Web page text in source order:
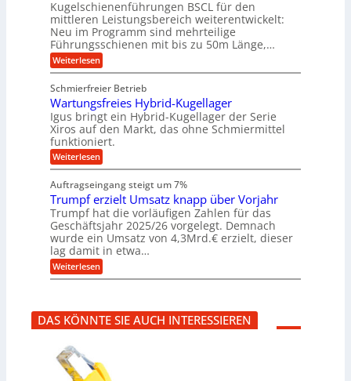
m
g
e
b
u
n
g
e
n
s
c
h
i
n
e
n
z
i
s
e
H
u
b
e
w
e
g
u
n
g
e
m
o
t
i
v
e
n
d
M
a
s
c
h
i
e
n
b
a
u
e
r
W
e
r
k
z
e
u
g
k
r
e
i
s
a
u
f
Kugelschienenführungen BSCL für den
mittleren Leistungsbereich weiterentwickelt:
Neu im Programm sind mehrteilige
Führungsschienen mit bis zu 50m Länge,…
Weiterlesen:
K
g
e
l
s
c
h
i
e
e
n
f
ü
h
r
u
n
g
B
S
e
i
Schmierfreier Betrieb
Wartungsfreies Hybrid-Kugellager
Igus bringt ein Hybrid-Kugellager der Serie
Xiros auf den Markt, das ohne Schmiermittel
funktioniert.
Weiterlesen:
W
r
t
u
n
g
s
r
e
s
H
y
i
d
Auftragseingang steigt um 7%
Trumpf erzielt Umsatz knapp über Vorjahr
Trumpf hat die vorläufigen Zahlen für das
Geschäftsjahr 2025/26 vorgelegt. Demnach
wurde ein Umsatz von 4,3Mrd.€ erzielt, dieser
lag damit in etwa…
Weiterlesen:
T
m
p
f
z
i
DAS KÖNNTE SIE AUCH INTERESSIEREN